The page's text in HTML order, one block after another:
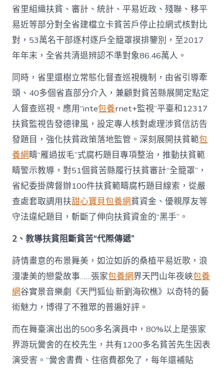
省里組織扶貧、審計、統計、平易近政、殘聯、移平
易近等部分對全省建檔立卡貧苦戶停止拉網式核對比
對，53萬名干部逐村逐戶全籠罩摸排鑒別，至2017
年年末，全省共清退辨認不準對象86.46萬人。
同時，省里還樹立常態化督查巡視機制，由省引導牽
頭、40多個省直部分介入，兼顧對貧苦縣展開定點定
人督查巡視。應用“inte包養rnet+監視”平臺和12317
扶貧監視告發德律風，設定專人核對處理涉貧信訪告
發題目，強化扶貧政策落地監管。深刻展開扶貧範包
養網疇“雁過拔毛”式腐朽題目專項整治，推動扶貧範
疇警示教導，對51個貧苦縣履行扶貧審計“全籠罩”，
省紀委掛牌督辦100件扶貧範疇腐朽題目線索，從嚴
查處套取調用扶甜心寶貝包養網貧資金、優親厚友等
守法違紀題目，斬斷了伸向扶貧資金的“黑手”。
2、教導扶貧阻斷貧苦“代際傳遞”
詩情畫意的布景舞美，如泣如訴的桑植平易近歌，浪
漫凄美的戀愛故事……張家包養網界天門山年夜峽包養
網谷實景音樂劇《天門狐仙·新劉海砍樵》以奇特的藝
術魅力，博得了不雅眾的普遍好評。
而在舞臺演出出的500多名演員中，80%以上是張家
界游玩黌舍的在校先生，共有1200多名貧苦先生因表
演受害。“黌舍書費、住宿費都免了，每年還補貼